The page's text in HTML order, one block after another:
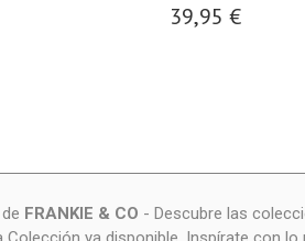
39,95 €
FRANKIE & CO - Descubre las